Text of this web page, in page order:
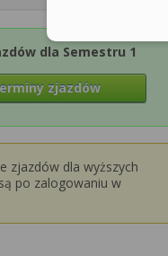
dla Semestru 1
zjazdów
zjazdów dla wyższych
po zalogowaniu w